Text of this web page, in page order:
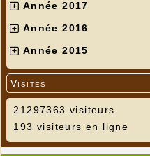
Année 2017
Année 2016
Année 2015
Visites
21297363 visiteurs
193 visiteurs en ligne